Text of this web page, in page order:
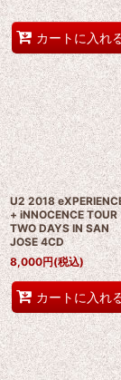
カートに入れ
U2 2018
+ iNNOCENCE TOUR
TWO DAYS IN SAN
JOSE 4CD
8,000円(税込)
カートに入れ